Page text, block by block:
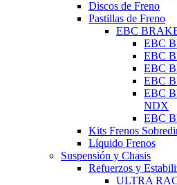
Discos de Freno
Pastillas de Freno
EBC
EBC
EBC
EBC
EBC
EBC
NDX
EBC
Kits Frenos
Líquido Frenos
Suspensión y Chasis
Refuerzos y
ULTRA